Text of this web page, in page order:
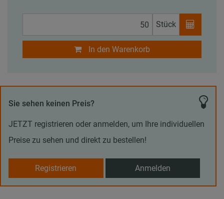
Stück
In den Warenkorb
Sie sehen keinen Preis?
JETZT registrieren oder anmelden, um Ihre individuellen
Preise zu sehen und direkt zu bestellen!
Registrieren Anmelden